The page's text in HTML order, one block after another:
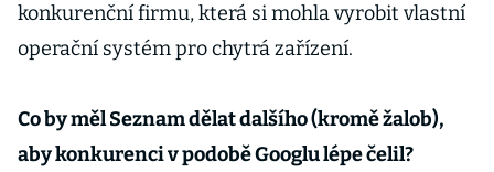
konkurenční firmu, která si mohla vyrobit vlastní
operační systém pro chytrá zařízení.
Co by měl Seznam dělat dalšího (kromě žalob),
aby konkurenci v podobě Googlu lépe čelil?